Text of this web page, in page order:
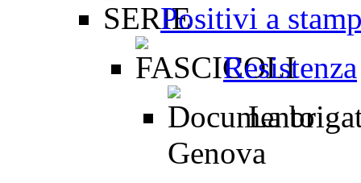
Positivi a
Resistenza
La
Genova